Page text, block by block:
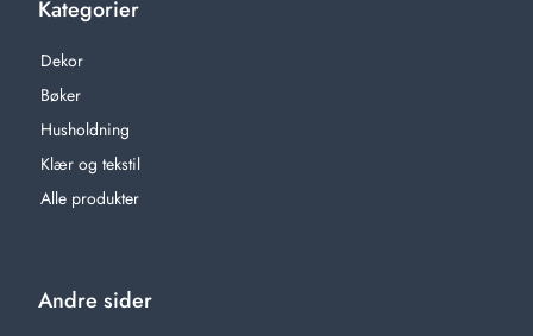
Kategorier
Dekor
Bøker
Husholdning
Klær og tekstil
Alle produkter
Andre sider